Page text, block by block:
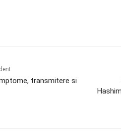
transmitere si